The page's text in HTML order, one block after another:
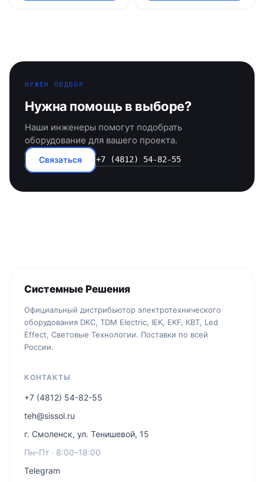
НУЖЕН ПОДБОР
Нужна помощь в выборе?
Наши инженеры помогут подобрать
оборудование для вашего проекта.
Связаться +7 (4812) 54-82-55
Системные Решения
Официальный дистрибьютор электротехнического
оборудования DKC, TDM Electric, IEK, EKF, КВТ, Led
Effect, Световые Технологии. Поставки по всей
России.
КОНТАКТЫ
+7 (4812) 54-82-55
teh@sissol.ru
г. Смоленск, ул. Тенишевой, 15
Пн–Пт · 8:00–18:00
Telegram